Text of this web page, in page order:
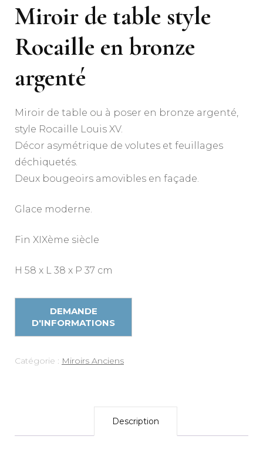
Miroir de table style
Rocaille en bronze
argenté
Miroir de table ou à poser en bronze argenté,
style Rocaille Louis XV.
Décor asymétrique de volutes et feuillages
déchiquetés.
Deux bougeoirs amovibles en façade.
Glace moderne.
Fin XIXème siècle
H 58 x L 38 x P 37 cm
Catégorie : Miroirs Anciens
Description